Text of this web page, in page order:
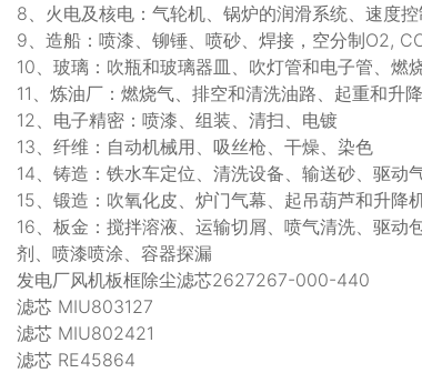
8、火电及核电：气轮机、锅炉的润滑系统、速度
9、造船：喷漆、铆锤、喷砂、焊接，空分制O2,
10、玻璃：吹瓶和玻璃器皿、吹灯管和电子管、
11、炼油厂：燃烧气、排空和清洗油路、起重和升
12、电子精密：喷漆、组装、清扫、电镀
13、纤维：自动机械用、吸丝枪、干燥、染色
14、铸造：铁水车定位、清洗设备、输送砂、驱
15、锻造：吹氧化皮、炉门气幕、起吊葫芦和升
16、板金：搅拌溶液、运输切屑、喷气清洗、驱
剂、喷漆喷涂、容器探漏
发电厂风机板框除尘滤芯2627267-000-440
滤芯 MIU803127
滤芯 MIU802421
滤芯 RE45864